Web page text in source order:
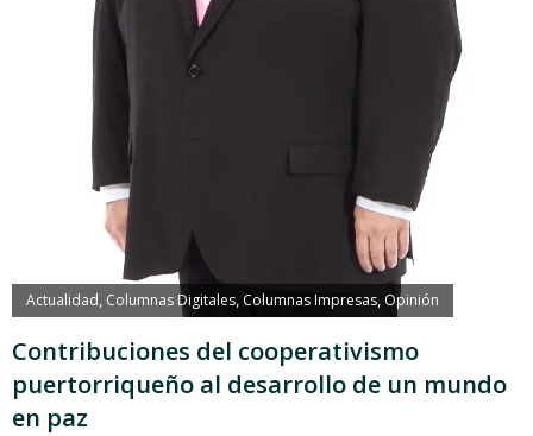
Actualidad, Columnas Digitales, Columnas Impresas, Opinión
Contribuciones del cooperativismo
puertorriqueño al desarrollo de un mundo
en paz